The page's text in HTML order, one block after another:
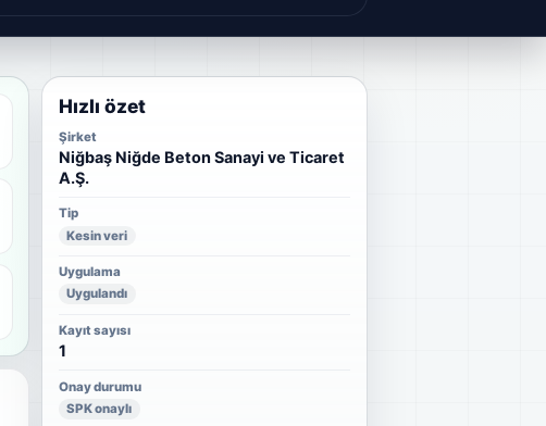
Hızlı özet
Şirket
Niğbaş Niğde Beton Sanayi ve Ticaret
A.Ş.
Tip
Kesin veri
Uygulama
Uygulandı
Kayıt sayısı
1
Onay durumu
SPK onaylı